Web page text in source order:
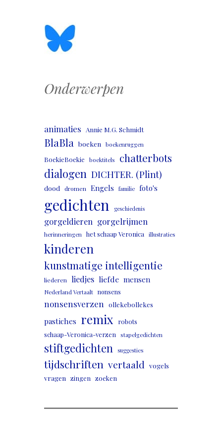
Onderwerpen
animaties Annie M.G. Schmidt
BlaBla boeken boekenruggen
BoekieBoekie boektitels chatterbots
dialogen DICHTER. (Plint)
dood dromen Engels familie foto's
gedichten geschiedenis
gorgeldieren gorgelrijmen
herinneringen het schaap Veronica illustraties
kinderen
kunstmatige intelligentie
liederen liedjes liefde mensen
Nederland Vertaalt nonsens
nonsensverzen ollekebollekes
pastiches remix
robots
schaap-Veronica-verzen
stapelgedichten
stiftgedichten suggesties
tijdschriften vertaald vogels
vragen zingen zoeken